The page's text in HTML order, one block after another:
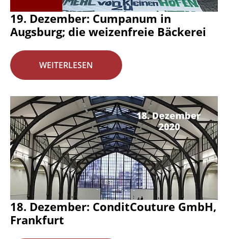
19. Dezember: Cumpanum in
Augsburg; die weizenfreie Bäckerei
WEITERLESEN
18. Dezember: ConditCouture GmbH,
Frankfurt